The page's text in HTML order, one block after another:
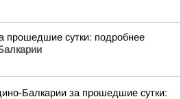
прошедшие сутки: подробнее
Балкарии за прошедшие сутки: